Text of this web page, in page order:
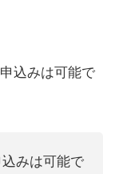
込みは可能で
みは可能で